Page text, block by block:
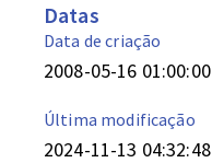
Datas
Data de criação
2008-05-16 01:00:00
Última modificação
2024-11-13 04:32:48